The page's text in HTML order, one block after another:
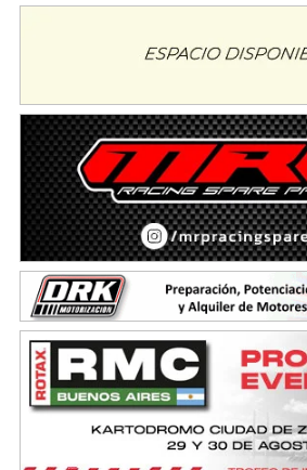
SUR SANTAFESINO - F4
Juan Navarro (Asfalto)
El Timbó (Tucumán)
COBERTURA ESPECIAL DE E-KART.COM.AR
08/09-AGO
IAME SERIES ARGENTINA 6
Ramiro Tot (Asfalto)
Baradero (Buenos Aires)
KDO - F6
Ciudad de Trenque Lauquen (Asfalto)
Trenque Lauquen (Buenos Aires)
ENTRERRIANO - F6 (POSTERGADA)
Villaguay (Entre Ríos)